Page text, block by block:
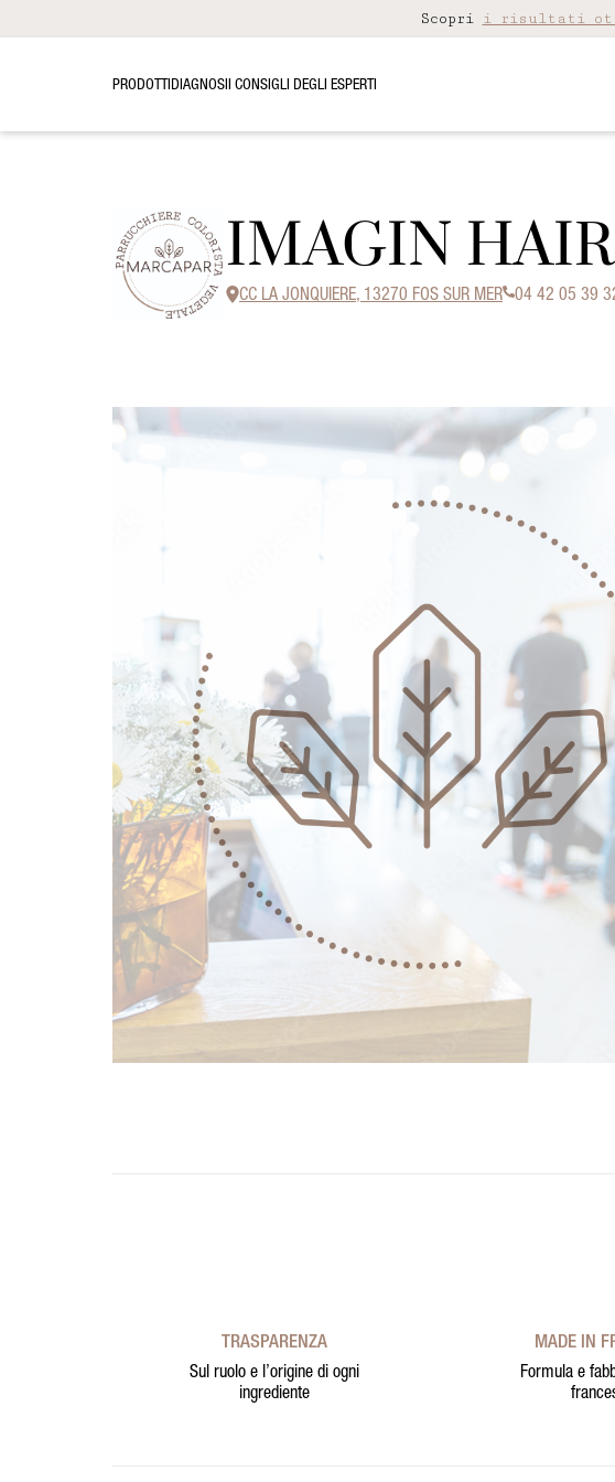
Scopri i risultati
PRODOTTI DIAGNOSI I CONSIGLI DEGLI ESPERTI
IMAGIN HAIR
CC LA JONQUIERE, 13270 FOS SUR MER 04 42 05 39
TRASPARENZA
Sul ruolo e l’origine di ogni
ingrediente
MADE IN
Formula e